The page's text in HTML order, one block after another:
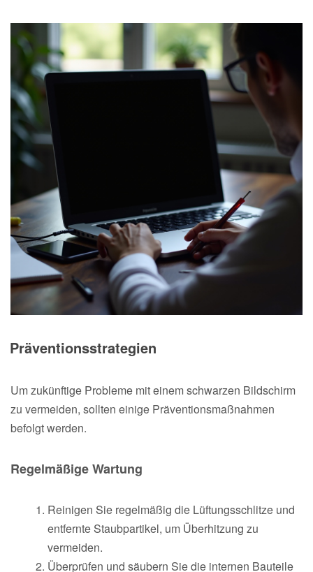
Präventionsstrategien
Um zukünftige Probleme mit einem schwarzen Bildschirm
zu vermeiden, sollten einige Präventionsmaßnahmen
befolgt werden.
Regelmäßige Wartung
Reinigen Sie regelmäßig die Lüftungsschlitze und
entfernte Staubpartikel, um Überhitzung zu
vermeiden.
Überprüfen und säubern Sie die internen Bauteile